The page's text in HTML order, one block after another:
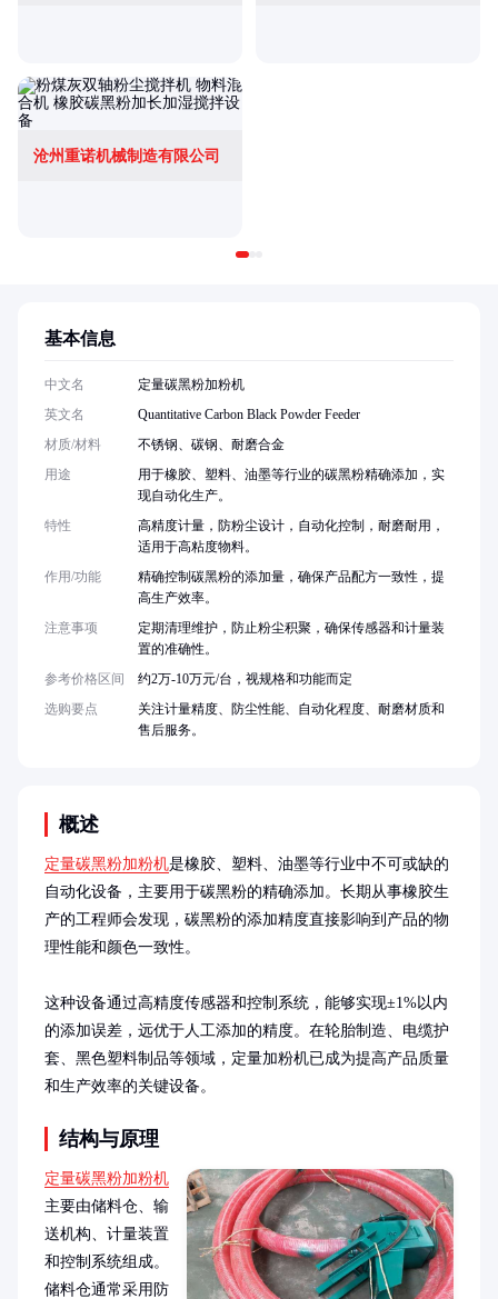
沧州重诺机械制造有限公司
概述
定量碳黑粉加粉机是橡胶、塑料、油墨等行业中不可或缺的
自动化设备，主要用于碳黑粉的精确添加。长期从事橡胶生
产的工程师会发现，碳黑粉的添加精度直接影响到产品的物
理性能和颜色一致性。
这种设备通过高精度传感器和控制系统，能够实现±1%以内
的添加误差，远优于人工添加的精度。在轮胎制造、电缆护
套、黑色塑料制品等领域，定量加粉机已成为提高产品质量
和生产效率的关键设备。
结构与原理
定量碳黑粉加粉机
主要由储料仓、输
送机构、计量装置
和控制系统组成。
储料仓通常采用防
基本信息
中文名
定量碳黑粉加粉机
英文名
Quantitative Carbon Black Powder Feeder
材质/材料
不锈钢、碳钢、耐磨合金
用途
用于橡胶、塑料、油墨等行业的碳黑粉精确添加，实
现自动化生产。
特性
高精度计量，防粉尘设计，自动化控制，耐磨耐用，
适用于高粘度物料。
作用/功能
精确控制碳黑粉的添加量，确保产品配方一致性，提
高生产效率。
注意事项
定期清理维护，防止粉尘积聚，确保传感器和计量装
置的准确性。
参考价格区间
约2万-10万元/台，视规格和功能而定
选购要点
关注计量精度、防尘性能、自动化程度、耐磨材质和
售后服务。